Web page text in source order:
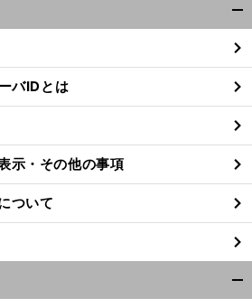
閉
る
バIDとは
示・その他の事項
ついて